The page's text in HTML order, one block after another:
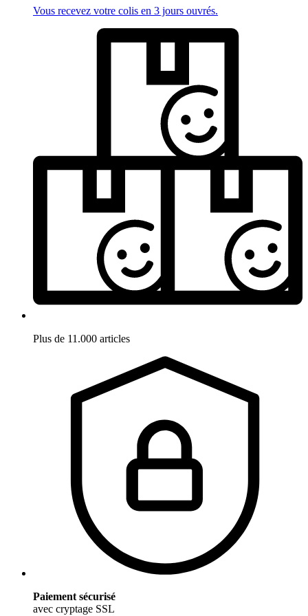
Vous recevez votre colis en 3 jours ouvrés.
Plus de 11.000 articles
Paiement sécurisé
avec cryptage SSL